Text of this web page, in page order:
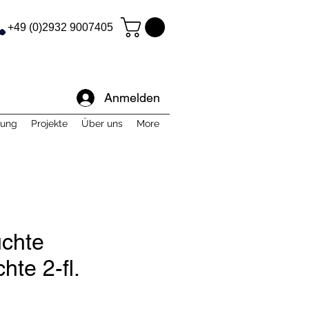
+49 (0)2932 9007405
Anmelden
Projekte Über uns More
2-fl.